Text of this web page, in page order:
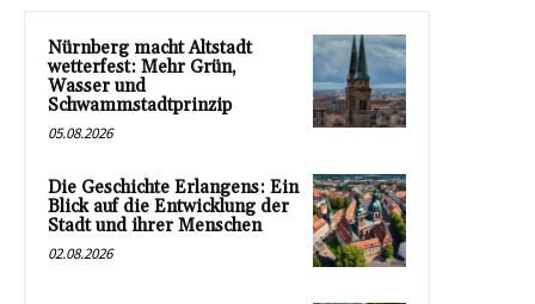
Nürnberg macht Altstadt
wetterfest: Mehr Grün,
Wasser und
Schwammstadtprinzip
05.08.2026
Die Geschichte Erlangens: Ein
Blick auf die Entwicklung der
Stadt und ihrer Menschen
02.08.2026